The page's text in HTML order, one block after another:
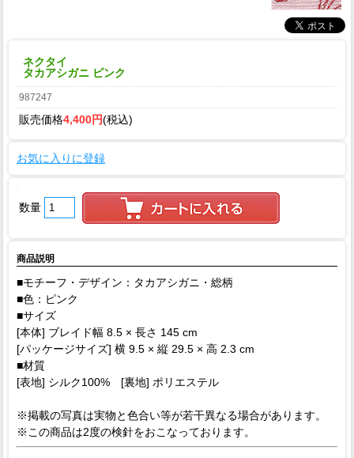
ネクタイ
タカアシガニ ピンク
987247
販売価格4,400円(税込)
お気に入りに登録
数量
商品説明
■モチーフ・デザイン：タカアシガニ・総柄
■色：ピンク
■サイズ
[本体] ブレイド幅 8.5 × 長さ 145 cm
[パッケージサイズ] 横 9.5 × 縦 29.5 × 高 2.3 cm
■材質
[表地] シルク100% [裏地] ポリエステル
※掲載の写真は実物と色合い等が若干異なる場合があります。
※この商品は2度の検針をおこなっております。